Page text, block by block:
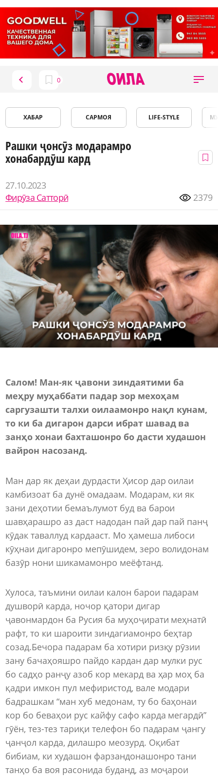
ХАБАР САРМОЯ LIFE-STYLE
Рашки ҷонсӯз модарамро
хонабардӯш кард
27.10.2023
Фирӯза Сатторӣ
2379
Салом! Ман-як ҷавони зиндаятими ба
меҳру муҳаббати падар зор мехоҳам
саргузашти талхи оилаамонро нақл кунам,
то ки ба дигарон дарси ибрат шавад ва
занҳо хонаи бахташонро бо дасти худашон
вайрон насозанд.
Ман дар як деҳаи дурдасти Ҳисор дар оилаи
камбизоат ба дунё омадаам. Модарам, ки як
зани деҳотии бемаълумот буд ва барои
шавҳарашро аз даст надодан пай дар пай панҷ
кӯдак таваллуд кардааст. Мо ҳамеша либоси
кӯҳнаи дигаронро мепӯшидем, зеро волидонам
базӯр нони шикамамонро меёфтанд.
Хулоса, таъмини оилаи калон барои падарам
душворӣ карда, ночор қатори дигар
ҷавонмардон ба Русия ба муҳоҷирати меҳнатӣ
рафт, то ки шароити зиндагиамонро беҳтар
созад.Бечора падарам ба хотири ризқу рӯзии
зану бачаҳояшро пайдо кардан дар мулки рус
бо садҳо ранҷу азоб кор мекард ва ҳар моҳ ба
қадри имкон пул мефиристод, вале модари
бадрашкам “ман хуб медонам, ту бо баҳонаи
кор бо беваҳои рус кайфу сафо карда мегардӣ”
гӯён, тез-тез тариқи телефон бо падарам ҷангу
ҷанҷол карда, дилашро меозурд. Оқибат
бибиам, ки худашон фарзандонашонро тани
танҳо ба воя расонида буданд, аз моҷарои